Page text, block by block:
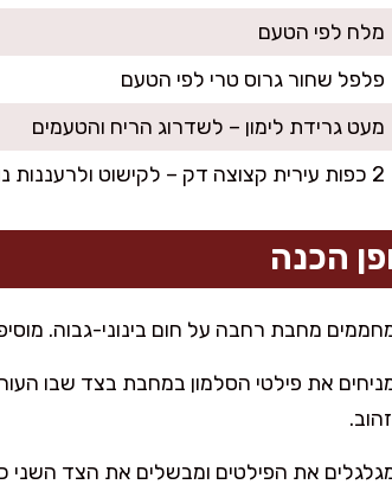
מלח לפי הטעם
פלפל שחור גרוס טרי לפי הטעם
מעט גרידת לימון – לשדרוג הריח והטעמים
2 כפות עירית קצוצה דק – לקישוט ולרעננות נוספת
הכנה
מחבת רחבה על חום בינוני-גבוה.
את הפילטים ומבשלים את הצד השני כ-3 דקות נוספות, עד שהם מקבלים צבע ורוד מבריק